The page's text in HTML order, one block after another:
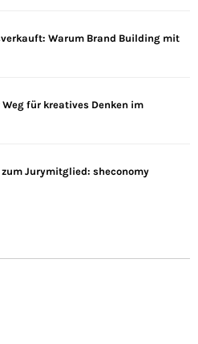
Warum Brand Building mit
Weg für kreatives Denken im
Jurymitglied: sheconomy